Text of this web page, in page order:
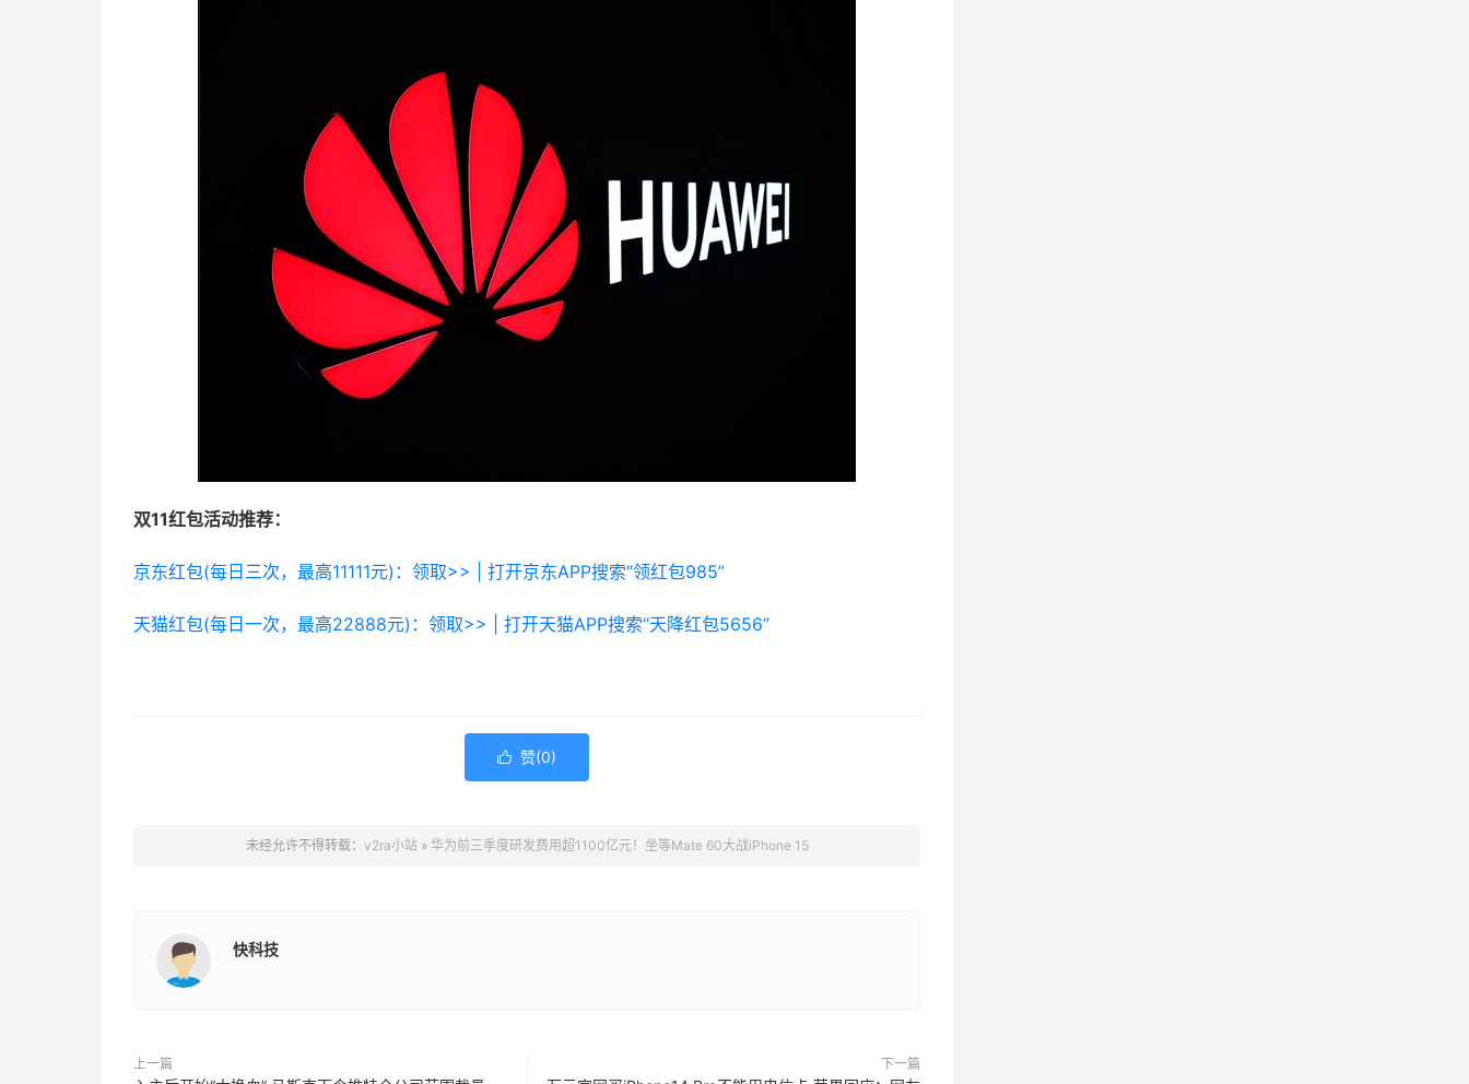
双11红包活动推荐：
京东红包(每日三次，最高11111元)：领取>> | 打开京东APP搜索“领红包985”
天猫红包(每日一次，最高22888元)：领取>> | 打开天猫APP搜索“天降红包5656”
 赞(0)
未经允许不得转载： v2ra小站» 华为前三季度研发费用超1100亿元！坐等Mate 60大战iPhone 15
快科技
上一篇 下一篇